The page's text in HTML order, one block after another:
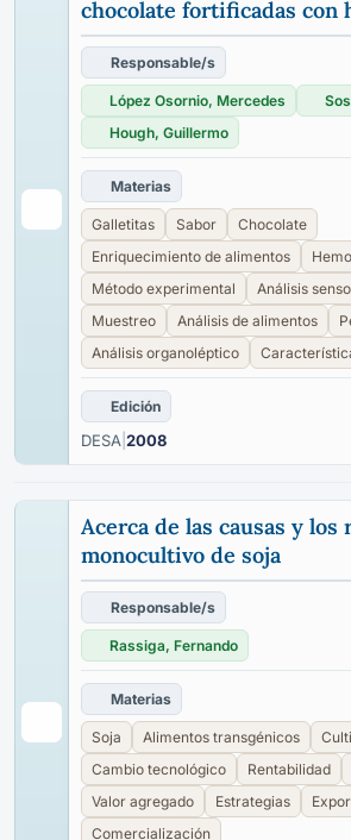
chocolate fortificadas con
Responsable/s
López Osornio, Mercedes
Hough, Guillermo
Materias
Galletitas Sabor
Chocolate
Enriquecimiento de alimentos
Método experimental
Análisis
Muestreo
Análisis de alimentos
Análisis organoléptico
Edición
DESA 2008
Acerca de las causas y los
monocultivo de soja
Responsable/s
Rassiga, Fernando
Materias
Soja Alimentos transgénicos
Cambio tecnológico
Rentabilidad
Valor agregado
Estrategias
Comercialización